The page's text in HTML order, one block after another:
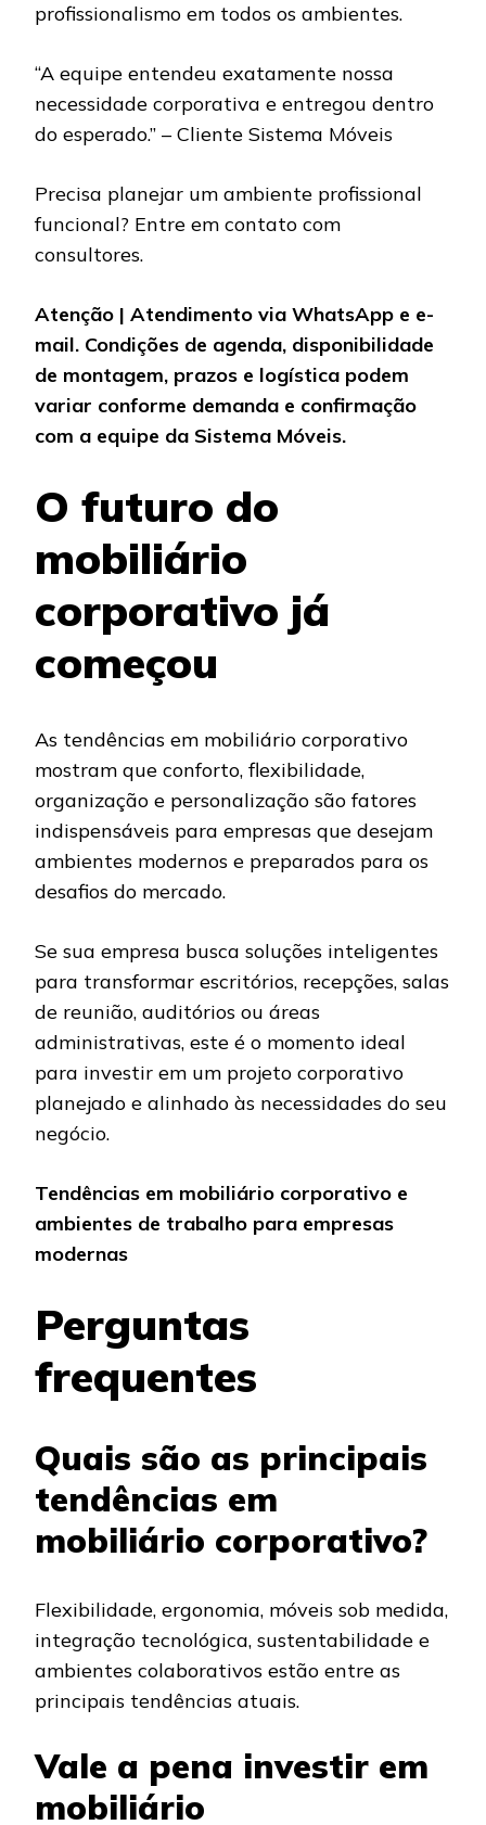
profissionalismo em todos os ambientes.
“A equipe entendeu exatamente nossa
necessidade corporativa e entregou dentro
do esperado.” – Cliente Sistema Móveis
Precisa planejar um ambiente profissional
funcional? Entre em contato com
consultores.
Atenção | Atendimento via WhatsApp e e-
mail. Condições de agenda, disponibilidade
de montagem, prazos e logística podem
variar conforme demanda e confirmação
com a equipe da Sistema Móveis.
O futuro do
mobiliário
corporativo já
começou
As tendências em mobiliário corporativo
mostram que conforto, flexibilidade,
organização e personalização são fatores
indispensáveis para empresas que desejam
ambientes modernos e preparados para os
desafios do mercado.
Se sua empresa busca soluções inteligentes
para transformar escritórios, recepções, salas
de reunião, auditórios ou áreas
administrativas, este é o momento ideal
para investir em um projeto corporativo
planejado e alinhado às necessidades do seu
negócio.
Tendências em mobiliário corporativo e
ambientes de trabalho para empresas
modernas
Perguntas
frequentes
Quais são as principais
tendências em
mobiliário corporativo?
Flexibilidade, ergonomia, móveis sob medida,
integração tecnológica, sustentabilidade e
ambientes colaborativos estão entre as
principais tendências atuais.
Vale a pena investir em
mobiliário